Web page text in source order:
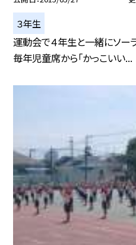
３年生
運動会で４年生と一緒にソー
毎年児童席から「かっこいい...